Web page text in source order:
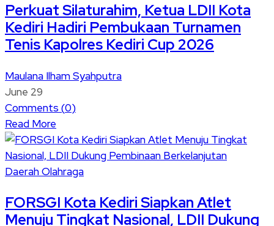
Perkuat Silaturahim, Ketua LDII Kota
Kediri Hadiri Pembukaan Turnamen
Tenis Kapolres Kediri Cup 2026
Maulana Ilham Syahputra
June 29
Comments (0)
Read More
DaerahOlahraga
FORSGI Kota Kediri Siapkan Atlet
Menuju Tingkat Nasional, LDII Dukung